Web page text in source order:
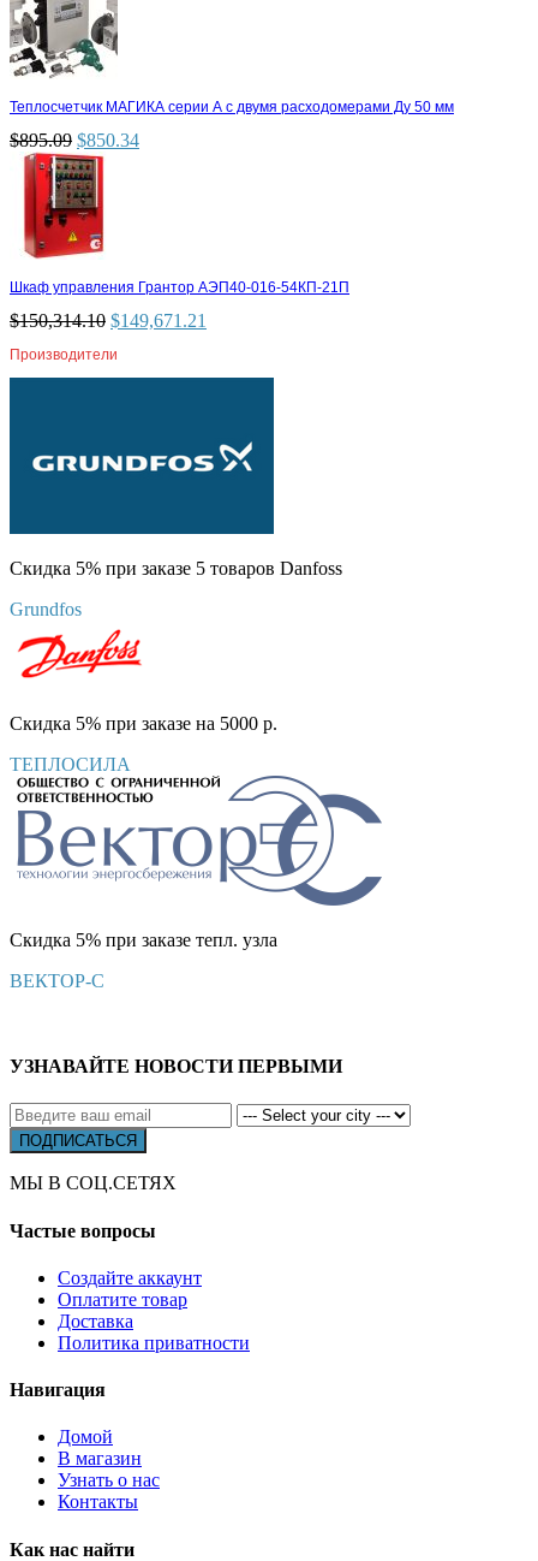
Теплосчетчик МАГИКА серии А с двумя расходомерами Ду 50 мм
$895.09 $850.34
Шкаф управления Грантор АЭП40-016-54КП-21П
$150,314.10 $149,671.21
Производители
Скидка 5% при заказе 5 товаров Danfoss
Grundfos
Скидка 5% при заказе на 5000 р.
ТЕПЛОСИЛА
Скидка 5% при заказе тепл. узла
ВЕКТОР-С
УЗНАВАЙТЕ НОВОСТИ ПЕРВЫМИ
МЫ В СОЦ.СЕТЯХ
Частые вопросы
Создайте аккаунт
Оплатите товар
Доставка
Политика приватности
Навигация
Домой
В магазин
Узнать о нас
Контакты
Как нас найти